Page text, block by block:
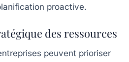
proactive.
des ressources
peuvent prioriser